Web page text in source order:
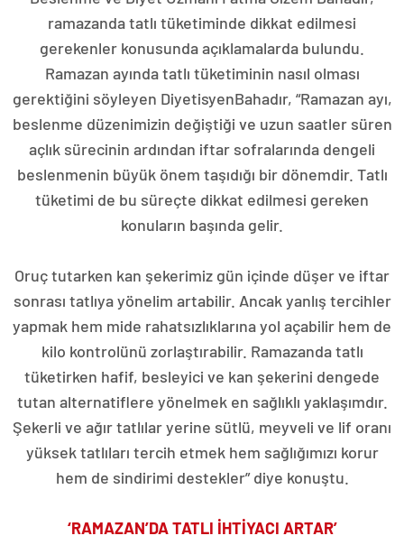
ramazanda tatlı tüketiminde dikkat edilmesi
gerekenler konusunda açıklamalarda bulundu.
Ramazan ayında tatlı tüketiminin nasıl olması
gerektiğini söyleyen DiyetisyenBahadır, “Ramazan ayı,
beslenme düzenimizin değiştiği ve uzun saatler süren
açlık sürecinin ardından iftar sofralarında dengeli
beslenmenin büyük önem taşıdığı bir dönemdir. Tatlı
tüketimi de bu süreçte dikkat edilmesi gereken
konuların başında gelir.
Oruç tutarken kan şekerimiz gün içinde düşer ve iftar
sonrası tatlıya yönelim artabilir. Ancak yanlış tercihler
yapmak hem mide rahatsızlıklarına yol açabilir hem de
kilo kontrolünü zorlaştırabilir. Ramazanda tatlı
tüketirken hafif, besleyici ve kan şekerini dengede
tutan alternatiflere yönelmek en sağlıklı yaklaşımdır.
Şekerli ve ağır tatlılar yerine sütlü, meyveli ve lif oranı
yüksek tatlıları tercih etmek hem sağlığımızı korur
hem de sindirimi destekler” diye konuştu.
‘RAMAZAN’DA TATLI İHTİYACI ARTAR’